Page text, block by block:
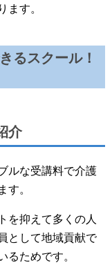
ます。
るスクール！
介
ルな受講料で介護
す。
を抑えて多くの人
として地域貢献で
るためです。